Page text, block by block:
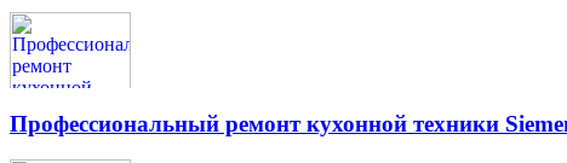
Профессиональный ремонт кухонной техники